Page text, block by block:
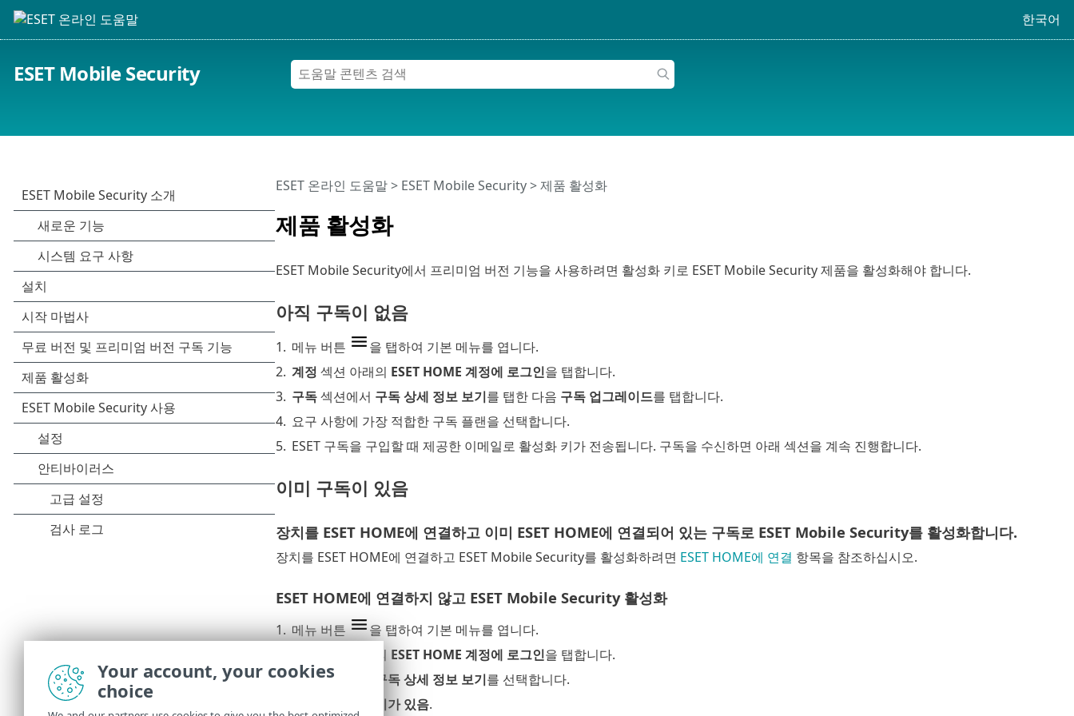
한국어
ESET Mobile Security
제품 활성화
ESET 온라인 도움말> ESET Mobile Security>제품 활성화
ESET Mobile Security에서 프리미엄 버전 기능을 사용하려면 활성화 키로 ESET Mobile Security 제품을 활성화해야 합니다.
아직 구독이 없음
1. 메뉴 버튼
을 탭하여 기본 메뉴를 엽니다.
2. 계정 섹션 아래의 ESET HOME 계정에 로그인을 탭합니다.
3. 구독섹션에서 구독 상세 정보 보기를 탭한 다음 구독 업그레이드를 탭합니다.
4. 요구 사항에 가장 적합한 구독 플랜을 선택합니다.
5. ESET 구독을 구입할 때 제공한 이메일로 활성화 키가 전송됩니다. 구독을 수신하면 아래 섹션을 계속 진행합니다.
이미 구독이 있음
장치를 ESET HOME에 연결하고 이미 ESET HOME에 연결되어 있는 구독로 ESET Mobile Security를 활성화합니다.
장치를 ESET HOME에 연결하고 ESET Mobile Security를 활성화하려면 ESET HOME에 연결 항목을 참조하십시오.
ESET HOME에 연결하지 않고 ESET Mobile Security 활성화
1. 메뉴 버튼
을 탭하여 기본 메뉴를 엽니다.
섹션 아래의 ESET HOME 계정에 로그인을 탭합니다.
3. 구독섹션에서 구독 상세 정보 보기를 선택합니다.
활성화 키가 있음.
Your account, your cookies
choice